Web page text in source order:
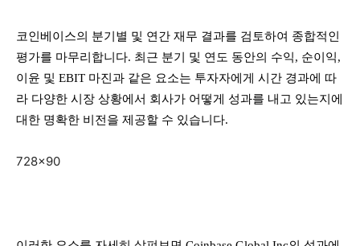
코인베이스의 분기별 및 연간 재무 결과를 검토하여 종합적인
평가를 마무리합니다. 최근 분기 및 연도 동안의 수익, 순이익,
이윤 및 EBIT 마진과 같은 요소는 투자자에게 시간 경과에 따
라 다양한 시장 상황에서 회사가 어떻게 성과를 내고 있는지에
대한 명확한 비전을 제공할 수 있습니다.
728×90